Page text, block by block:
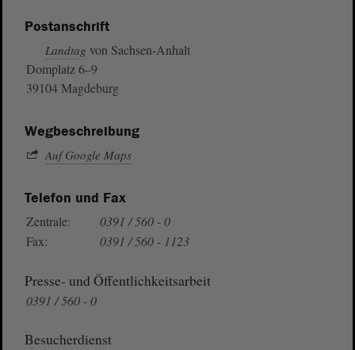
Postanschrift
Landtag von Sachsen-Anhalt
Domplatz 6–9
39104 Magdeburg
Wegbeschreibung
Auf Google Maps
Telefon und Fax
Zentrale:
0391 / 560 - 0
Fax:
0391 / 560 - 1123
Presse- und Öffentlichkeitsarbeit
0391 / 560 - 0
Besucherdienst